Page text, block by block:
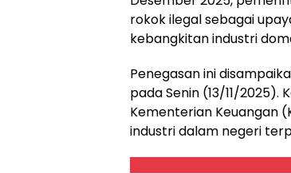
rokok ilegal sebagai
kebangkitan industri
Penegasan ini
pada Senin (13/11/
Kementerian Keuangan
industri dalam negeri